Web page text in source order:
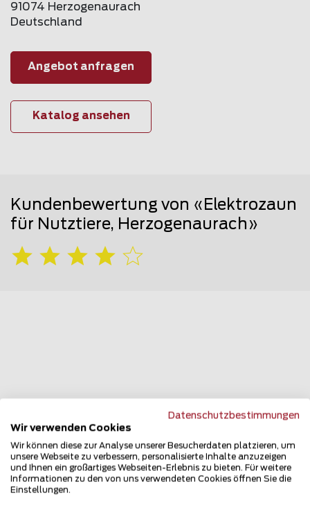
91074 Herzogenaurach
Deutschland
Angebot anfragen
Katalog ansehen
Kundenbewertung von «Elektrozaun
für Nutztiere, Herzogenaurach»
Datenschutzbestimmungen
Wir verwenden Cookies
Wir können diese zur Analyse unserer Besucherdaten platzieren, um
unsere Webseite zu verbessern, personalisierte Inhalte anzuzeigen
und Ihnen ein großartiges Webseiten-Erlebnis zu bieten. Für weitere
Informationen zu den von uns verwendeten Cookies öffnen Sie die
Einstellungen.